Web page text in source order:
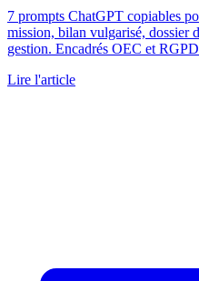
7 prompts ChatGPT copiables
mission, bilan vulgarisé, dossier
gestion. Encadrés OEC et
Lire l'article